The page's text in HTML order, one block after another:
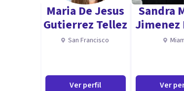
Maria De Jesus
Gutierrez Tellez
San Francisco
Ver perfil
Sandra
Jimenez
Ver